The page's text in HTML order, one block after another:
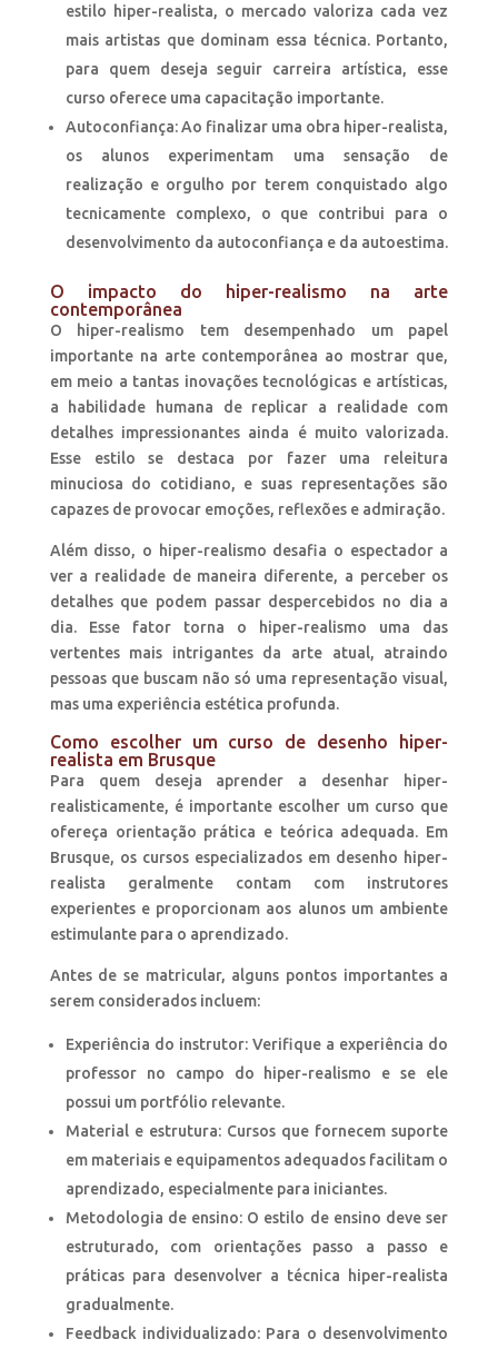
estilo hiper-realista, o mercado valoriza cada vez
mais artistas que dominam essa técnica. Portanto,
para quem deseja seguir carreira artística, esse
curso oferece uma capacitação importante.
Autoconfiança: Ao finalizar uma obra hiper-realista,
os alunos experimentam uma sensação de
realização e orgulho por terem conquistado algo
tecnicamente complexo, o que contribui para o
desenvolvimento da autoconfiança e da autoestima.
O impacto do hiper-realismo na arte
contemporânea
O hiper-realismo tem desempenhado um papel
importante na arte contemporânea ao mostrar que,
em meio a tantas inovações tecnológicas e artísticas,
a habilidade humana de replicar a realidade com
detalhes impressionantes ainda é muito valorizada.
Esse estilo se destaca por fazer uma releitura
minuciosa do cotidiano, e suas representações são
capazes de provocar emoções, reflexões e admiração.
Além disso, o hiper-realismo desafia o espectador a
ver a realidade de maneira diferente, a perceber os
detalhes que podem passar despercebidos no dia a
dia. Esse fator torna o hiper-realismo uma das
vertentes mais intrigantes da arte atual, atraindo
pessoas que buscam não só uma representação visual,
mas uma experiência estética profunda.
Como escolher um curso de desenho hiper-
realista em Brusque
Para quem deseja aprender a desenhar hiper-
realisticamente, é importante escolher um curso que
ofereça orientação prática e teórica adequada. Em
Brusque, os cursos especializados em desenho hiper-
realista geralmente contam com instrutores
experientes e proporcionam aos alunos um ambiente
estimulante para o aprendizado.
Antes de se matricular, alguns pontos importantes a
serem considerados incluem:
Experiência do instrutor: Verifique a experiência do
professor no campo do hiper-realismo e se ele
possui um portfólio relevante.
Material e estrutura: Cursos que fornecem suporte
em materiais e equipamentos adequados facilitam o
aprendizado, especialmente para iniciantes.
Metodologia de ensino: O estilo de ensino deve ser
estruturado, com orientações passo a passo e
práticas para desenvolver a técnica hiper-realista
gradualmente.
Feedback individualizado: Para o desenvolvimento